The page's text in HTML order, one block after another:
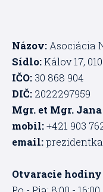
Názov: Asociácia
Sídlo:Kálov 17,
IČO: 30 868 904
DIČ: 2022297959
Mgr. et Mgr.
mobil:+421 903
email:
Otvaracie hodiny